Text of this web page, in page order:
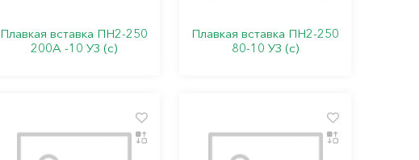
Плавкая вставка ПН2-250
200А -10 УЗ (с)
Плавкая вставка ПН2-250
80-10 УЗ (с)